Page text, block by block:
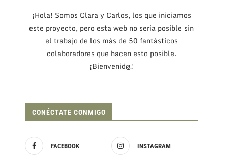
¡Hola! Somos Clara y Carlos, los que iniciamos
este proyecto, pero esta web no sería posible sin
el trabajo de los más de 50 fantásticos
colaboradores que hacen esto posible.
¡Bienvenid@!
CONÉCTATE CONMIGO
FACEBOOK INSTAGRAM